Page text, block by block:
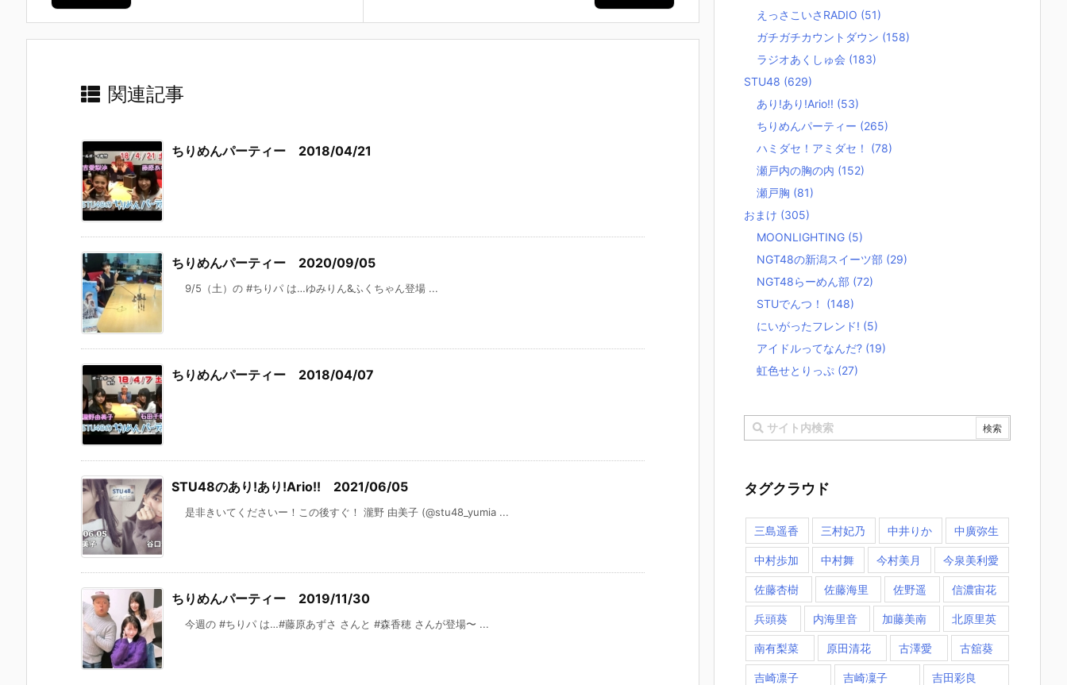
関連記事
ちりめんパーティー 2018/04/21
ちりめんパーティー 2020/09/05
9/5（土）の #ちりパ は…ゆみりん&ふくちゃん登場 ...
ちりめんパーティー 2018/04/07
STU48のあり!あり!Ario!! 2021/06/05
是非きいてくださいー！この後すぐ！ 瀧野 由美子 (@stu48_yumia ...
ちりめんパーティー 2019/11/30
今週の #ちりパ は…#藤原あずさ さんと #森香穂 さんが登場〜 ...
えっさこいさRADIO (51)
ガチガチカウントダウン (158)
ラジオあくしゅ会 (183)
STU48 (629)
あり!あり!Ario!! (53)
ちりめんパーティー (265)
ハミダセ！アミダセ！ (78)
瀬戸内の胸の内 (152)
瀬戸胸 (81)
おまけ (305)
MOONLIGHTING (5)
NGT48の新潟スイーツ部 (29)
NGT48らーめん部 (72)
STUでんつ！ (148)
にいがったフレンド! (5)
アイドルってなんだ? (19)
虹色せとりっぷ (27)
タグクラウド
三島遥香 三村妃乃 中井りか 中廣弥生
中村歩加 中村舞 今村美月 今泉美利愛
佐藤杏樹 佐藤海里 佐野遥 信濃宙花
兵頭葵 内海里音 加藤美南 北原里英
南有梨菜 原田清花 古澤愛 古舘葵
吉崎凛子 吉崎凜子 吉田彩良